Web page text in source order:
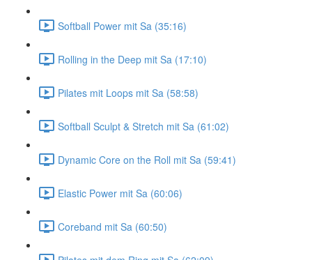
Softball Power mit Sa (35:16)
Rolling in the Deep mit Sa (17:10)
Pilates mit Loops mit Sa (58:58)
Softball Sculpt & Stretch mit Sa (61:02)
Dynamic Core on the Roll mit Sa (59:41)
Elastic Power mit Sa (60:06)
Coreband mit Sa (60:50)